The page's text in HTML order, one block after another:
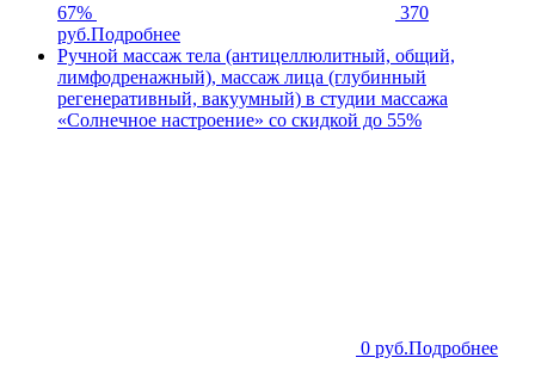
67%
370
руб.Подробнее
Ручной массаж тела (антицеллюлитный, общий,
лимфодренажный), массаж лица (глубинный
регенеративный, вакуумный) в студии массажа
«Солнечное настроение» со скидкой до 55%
0 руб.Подробнее